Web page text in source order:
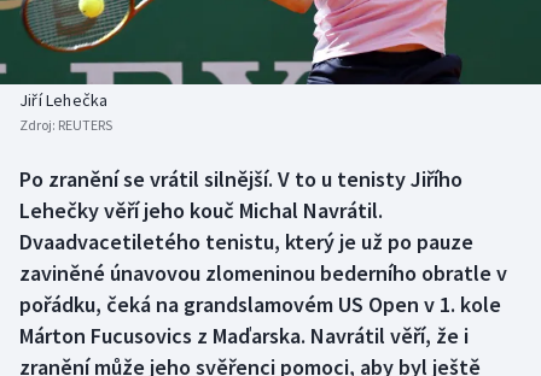
Basketbal
Biatlon
Box
Curling
Dostihy
Historické návraty
Aplikace ČT sport
Jiří Lehečka
Zdroj: REUTERS
Po zranění se vrátil silnější. V to u tenisty Jiřího
Lehečky věří jeho kouč Michal Navrátil.
Dvaadvacetiletého tenistu, který je už po pauze
zaviněné únavovou zlomeninou bederního obratle v
pořádku, čeká na grandslamovém US Open v 1. kole
Márton Fucusovics z Maďarska. Navrátil věří, že i
zranění může jeho svěřenci pomoci, aby byl ještě